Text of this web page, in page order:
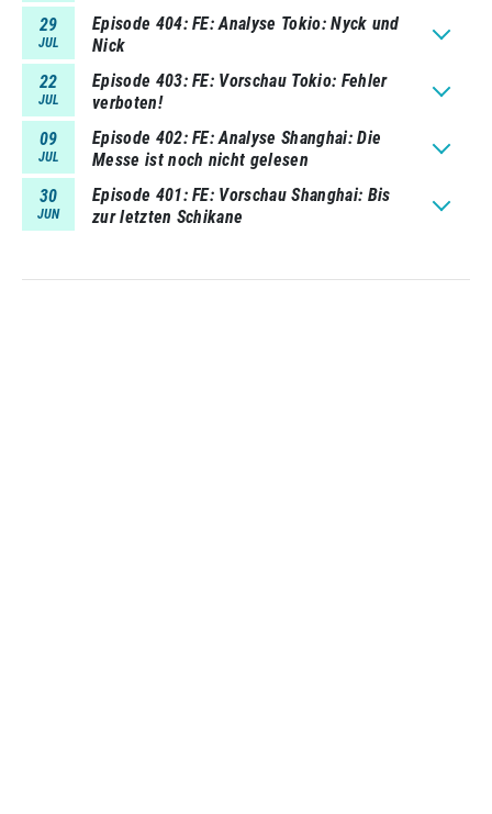
29
JUL
Episode 404 FE: Analyse Tokio: Nyck und
Nick
22
JUL
Episode 403 FE: Vorschau Tokio: Fehler
verboten!
09
JUL
Episode 402 FE: Analyse Shanghai: Die
Messe ist noch nicht gelesen
30
JUN
Episode 401 FE: Vorschau Shanghai: Bis
zur letzten Schikane